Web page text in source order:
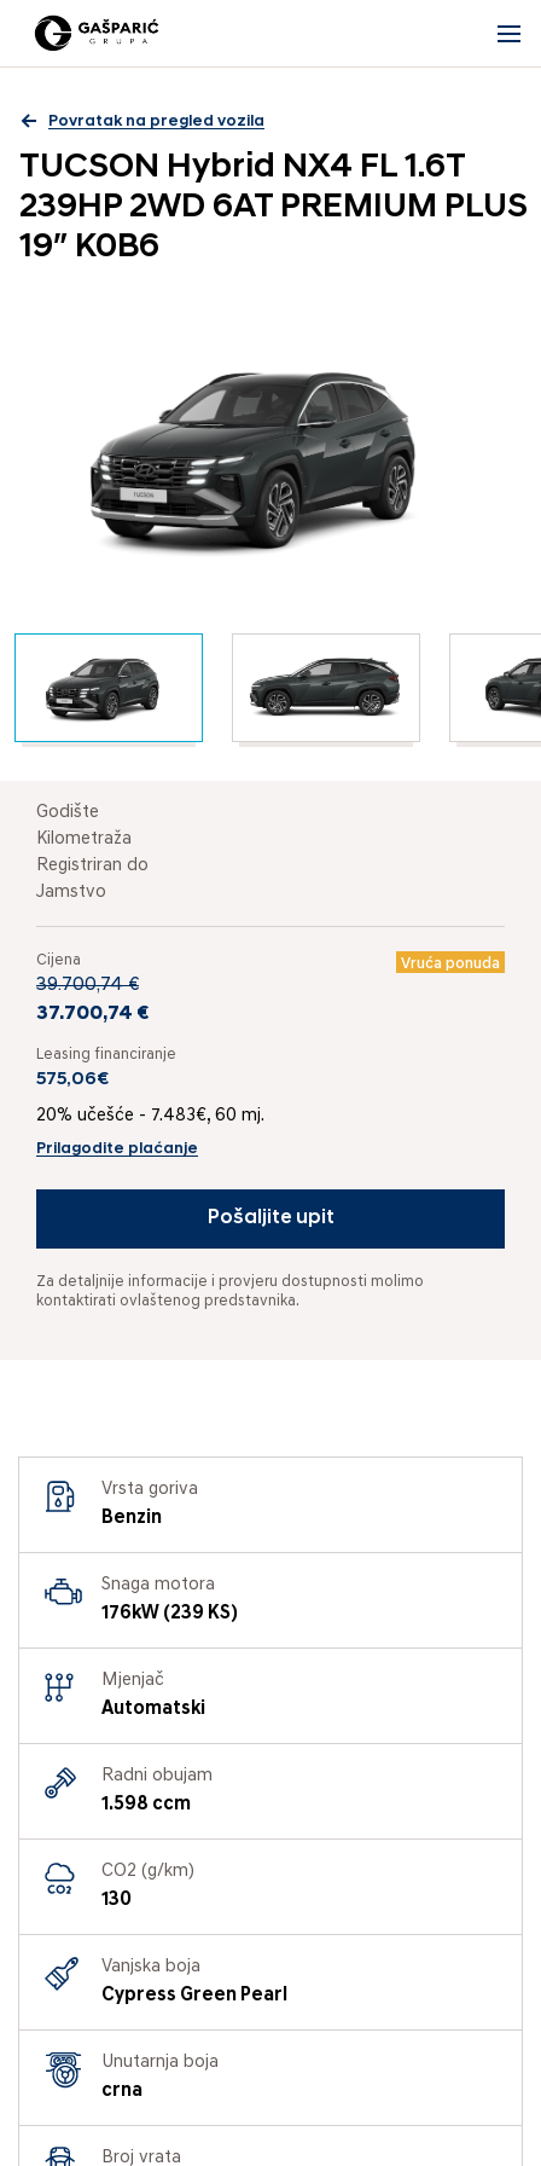
Povratak na pregled vozila
TUCSON Hybrid NX4 FL 1.6T
239HP 2WD 6AT PREMIUM PLUS
19″ K0B6
Godište
Kilometraža
Registriran do
Jamstvo
Cijena Vruća ponuda
39.700,74 €
37.700,74 €
Leasing financiranje
575,06€
20% učešće - 7.483€, 60 mj.
Prilagodite plaćanje
Pošaljite upit
Za detaljnije informacije i provjeru dostupnosti molimo
kontaktirati ovlaštenog predstavnika.
Vrsta goriva
Benzin
Snaga motora
176kW (239 KS)
Mjenjač
Automatski
Radni obujam
1.598 ccm
CO2 (g/km)
130
Vanjska boja
Cypress Green Pearl
Unutarnja boja
crna
Broj vrata